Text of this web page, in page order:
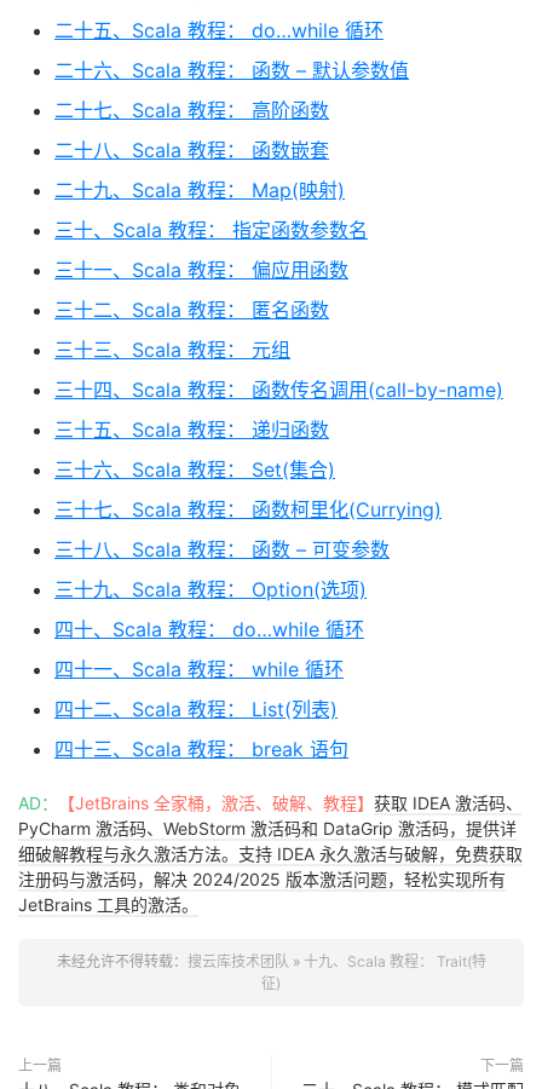
二十五、Scala 教程： do…while 循环
二十六、Scala 教程： 函数 – 默认参数值
二十七、Scala 教程： 高阶函数
二十八、Scala 教程： 函数嵌套
二十九、Scala 教程： Map(映射)
三十、Scala 教程： 指定函数参数名
三十一、Scala 教程： 偏应用函数
三十二、Scala 教程： 匿名函数
三十三、Scala 教程： 元组
三十四、Scala 教程： 函数传名调用(call-by-name)
三十五、Scala 教程： 递归函数
三十六、Scala 教程： Set(集合)
三十七、Scala 教程： 函数柯里化(Currying)
三十八、Scala 教程： 函数 – 可变参数
三十九、Scala 教程： Option(选项)
四十、Scala 教程： do…while 循环
四十一、Scala 教程： while 循环
四十二、Scala 教程： List(列表)
四十三、Scala 教程： break 语句
AD： 【JetBrains 全家桶，激活、破解、教程】 获取 IDEA 激活码、
PyCharm 激活码、WebStorm 激活码和 DataGrip 激活码，提供详
细破解教程与永久激活方法。支持 IDEA 永久激活与破解，免费获取
注册码与激活码，解决 2024/2025 版本激活问题，轻松实现所有
JetBrains 工具的激活。
未经允许不得转载： 搜云库技术团队 » 十九、Scala 教程： Trait(特
征)
上一篇 下一篇